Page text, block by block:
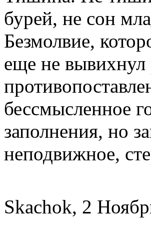
бурей, не сон
Безмолвие,
еще не вывихнул
бессмысленное
заполнения, но
неподвижное,
Skachok, 2